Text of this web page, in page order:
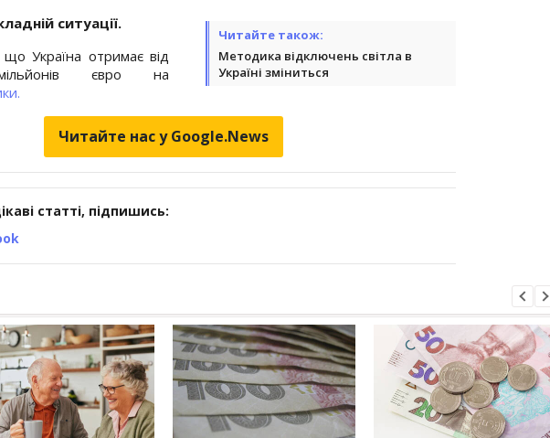
Читайте також:
Методика відключень світла в
Україні зміниться
ситуації.
Україна отримає від
євро на
Читайте нас у Google.News
статті, підпишись: